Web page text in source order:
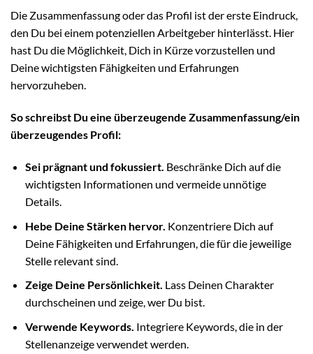
Die Zusammenfassung oder das Profil ist der erste Eindruck,
den Du bei einem potenziellen Arbeitgeber hinterlässt. Hier
hast Du die Möglichkeit, Dich in Kürze vorzustellen und
Deine wichtigsten Fähigkeiten und Erfahrungen
hervorzuheben.
So schreibst Du eine überzeugende Zusammenfassung/ein
überzeugendes Profil:
Sei prägnant und fokussiert. Beschränke Dich auf die
wichtigsten Informationen und vermeide unnötige
Details.
Hebe Deine Stärken hervor. Konzentriere Dich auf
Deine Fähigkeiten und Erfahrungen, die für die jeweilige
Stelle relevant sind.
Zeige Deine Persönlichkeit. Lass Deinen Charakter
durchscheinen und zeige, wer Du bist.
Verwende Keywords. Integriere Keywords, die in der
Stellenanzeige verwendet werden.